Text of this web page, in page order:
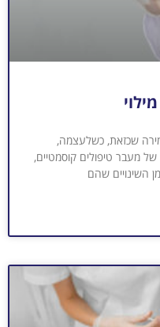
שכזאת, כשלעצמה,
מעבר טיפולים קוסמטיים,
השינויים שהם